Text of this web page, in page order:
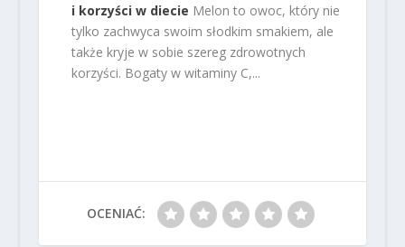
i korzyści w diecie Melon to owoc, który nie
tylko zachwyca swoim słodkim smakiem, ale
także kryje w sobie szereg zdrowotnych
korzyści. Bogaty w witaminy C,...
OCENIAĆ: